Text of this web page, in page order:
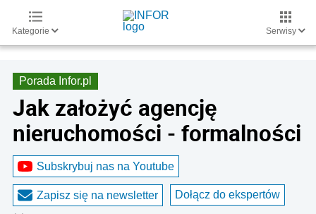
Kategorie Serwisy
Porada Infor.pl
Jak założyć agencję
nieruchomości - formalności
Subskrybuj nas na Youtube
Zapisz się na newsletter Dołącz do ekspertów